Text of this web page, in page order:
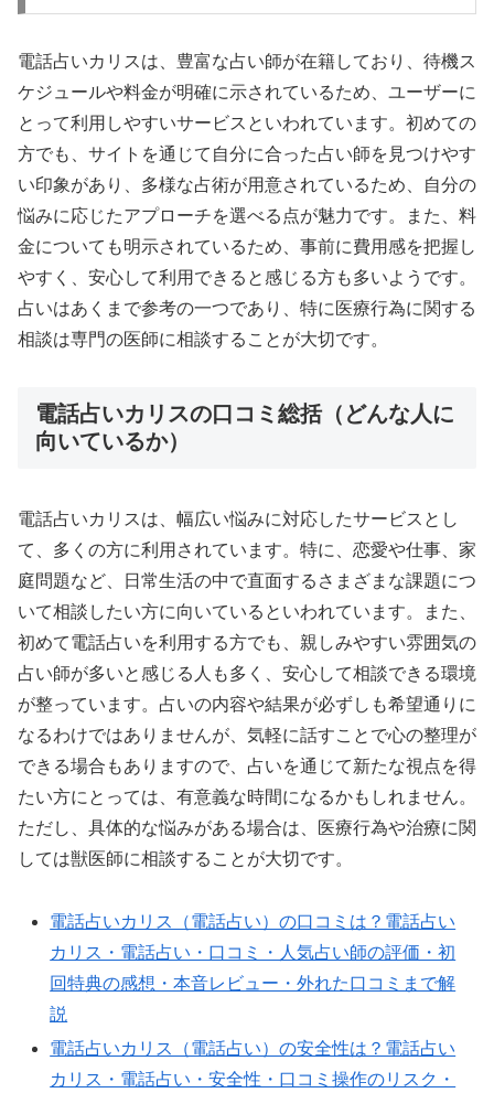
電話占いカリスは、豊富な占い師が在籍しており、待機ス
ケジュールや料金が明確に示されているため、ユーザーに
とって利用しやすいサービスといわれています。初めての
方でも、サイトを通じて自分に合った占い師を見つけやす
い印象があり、多様な占術が用意されているため、自分の
悩みに応じたアプローチを選べる点が魅力です。また、料
金についても明示されているため、事前に費用感を把握し
やすく、安心して利用できると感じる方も多いようです。
占いはあくまで参考の一つであり、特に医療行為に関する
相談は専門の医師に相談することが大切です。
電話占いカリスの口コミ総括（どんな人に
向いているか）
電話占いカリスは、幅広い悩みに対応したサービスとし
て、多くの方に利用されています。特に、恋愛や仕事、家
庭問題など、日常生活の中で直面するさまざまな課題につ
いて相談したい方に向いているといわれています。また、
初めて電話占いを利用する方でも、親しみやすい雰囲気の
占い師が多いと感じる人も多く、安心して相談できる環境
が整っています。占いの内容や結果が必ずしも希望通りに
なるわけではありませんが、気軽に話すことで心の整理が
できる場合もありますので、占いを通じて新たな視点を得
たい方にとっては、有意義な時間になるかもしれません。
ただし、具体的な悩みがある場合は、医療行為や治療に関
しては獣医師に相談することが大切です。
電話占いカリス（電話占い）の口コミは？電話占い
カリス・電話占い・口コミ・人気占い師の評価・初
回特典の感想・本音レビュー・外れた口コミまで解
説
電話占いカリス（電話占い）の安全性は？電話占い
カリス・電話占い・安全性・口コミ操作のリスク・